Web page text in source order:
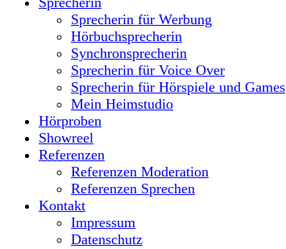
Sprecherin für Werbung
Hörbuchsprecherin
Synchronsprecherin
Sprecherin für Voice Over
Sprecherin für Hörspiele und Games
Mein Heimstudio
Hörproben
Showreel
Referenzen
Referenzen Moderation
Referenzen Sprechen
Kontakt
Impressum
Datenschutz